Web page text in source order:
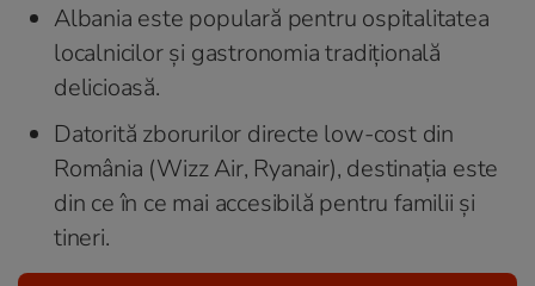
Albania este populară pentru ospitalitatea
localnicilor și gastronomia tradițională
delicioasă.
Datorită zborurilor directe low-cost din
România (Wizz Air, Ryanair), destinația este
din ce în ce mai accesibilă pentru familii și
tineri.